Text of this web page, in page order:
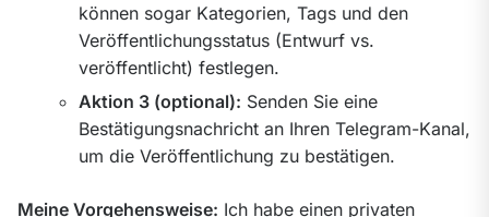
können sogar Kategorien, Tags und den
Veröffentlichungsstatus (Entwurf vs.
veröffentlicht) festlegen.
Aktion 3 (optional): Senden Sie eine
Bestätigungsnachricht an Ihren Telegram-Kanal,
um die Veröffentlichung zu bestätigen.
Meine Vorgehensweise: Ich habe einen privaten